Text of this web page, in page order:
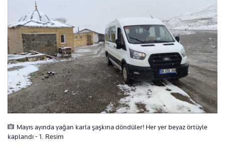
Mayıs ayında yağan karla şaşkına döndüler! Her yer beyaz örtüyle
kaplandı - 1. Resim